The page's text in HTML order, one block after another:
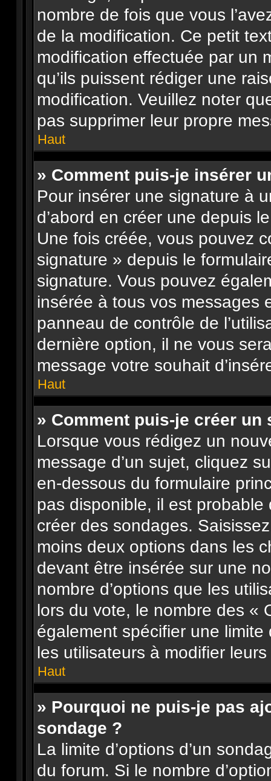
nombre de fois que vous
de la modification. Ce petit
modification effectuée par un
qu’ils puissent rédiger une
modification. Veuillez noter
pas supprimer leur propre
Haut
» Comment puis-je insérer
Pour insérer une signature à
d’abord en créer une depuis
Une fois créée, vous pouvez
signature » depuis le
signature. Vous pouvez
insérée à tous vos messages
panneau de contrôle de
dernière option, il ne vous
message votre souhait
Haut
» Comment puis-je créer un
Lorsque vous rédigez un
message d’un sujet, cliquez
en-dessous du formulaire
pas disponible, il est probable
créer des sondages.
moins deux options dans les
devant être insérée sur une
nombre d’options que les
lors du vote, le nombre des «
également spécifier une
les utilisateurs à modifier
Haut
» Pourquoi ne puis-je pas
sondage ?
La limite d’options d’un
du forum. Si le nombre